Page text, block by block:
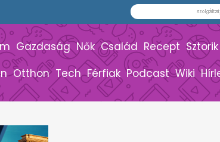
Gazdaság Nők Család Recept Sztorik
Otthon Tech Férfiak Podcast Wiki